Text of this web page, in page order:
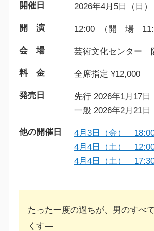
開催日 2026年4月5日（日）
開 演 12:00 （開 場
会 場 芸術文化センター
料 金 全席指定 ¥12,000
発売日
先行 2026年1月17
一般 2026年2月21
他の開催日
4月3日（金）
4月4日（土）
4月4日（土）
たった一度の過ちが、男のすべ
くす―